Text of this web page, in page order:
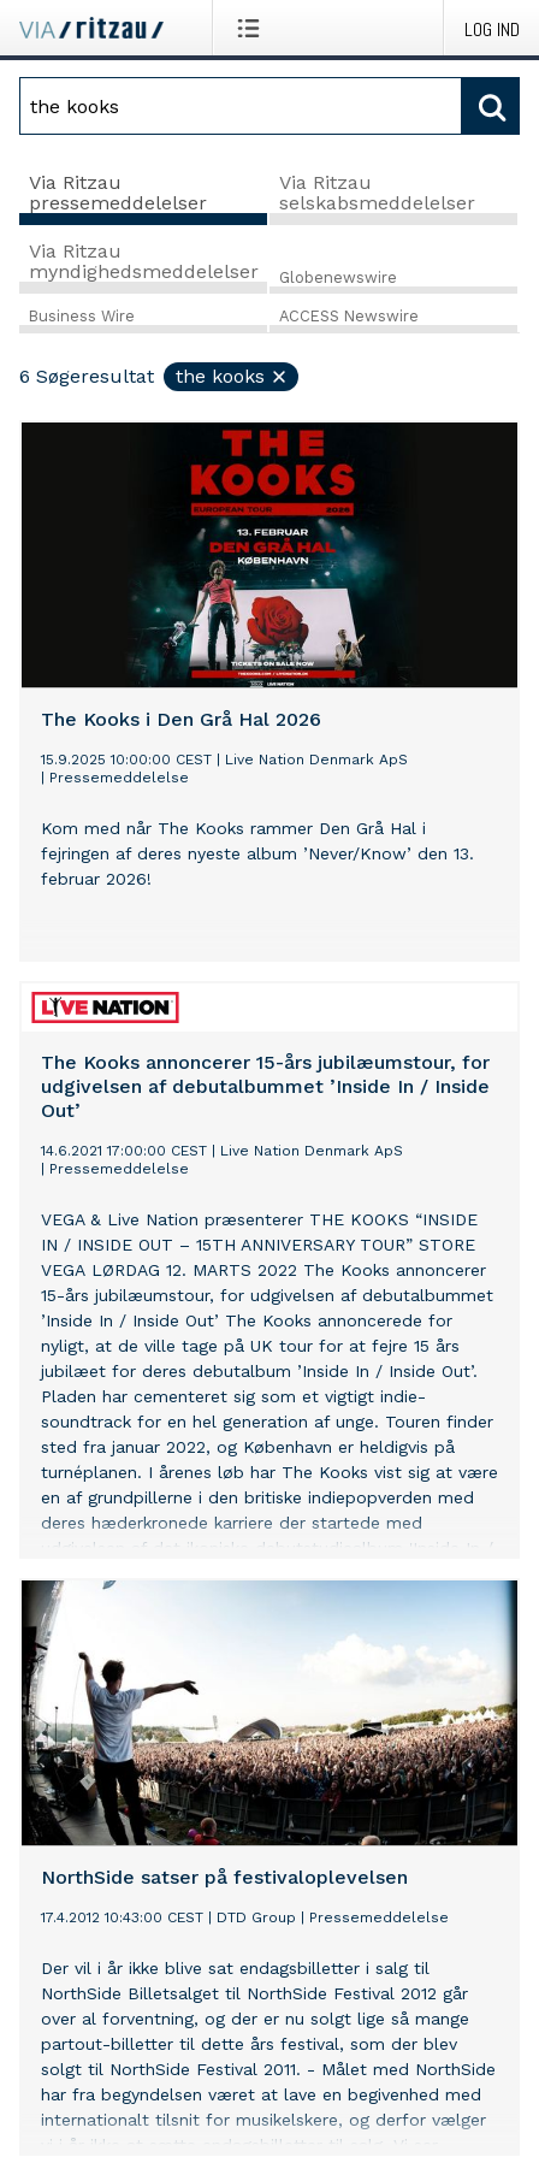
LOG IND
Via Ritzau
pressemeddelelser
Via Ritzau
selskabsmeddelelser
Via Ritzau
myndighedsmeddelelser
Globenewswire
Business Wire ACCESS Newswire
6 Søgeresultat the kooks
The Kooks i Den Grå Hal 2026
15.9.2025 10:00:00 CEST
Live Nation Denmark ApS
Pressemeddelelse
Kom med når The Kooks rammer Den Grå Hal i
fejringen af deres nyeste album ’Never/Know’ den 13.
februar 2026!
The Kooks annoncerer 15-års jubilæumstour, for
udgivelsen af debutalbummet ’Inside In / Inside
Out’
14.6.2021 17:00:00 CEST
Live Nation Denmark ApS
Pressemeddelelse
VEGA & Live Nation præsenterer THE KOOKS “INSIDE
IN / INSIDE OUT – 15TH ANNIVERSARY TOUR” STORE
VEGA LØRDAG 12. MARTS 2022 The Kooks annoncerer
15-års jubilæumstour, for udgivelsen af debutalbummet
’Inside In / Inside Out’ The Kooks annoncerede for
nyligt, at de ville tage på UK tour for at fejre 15 års
jubilæet for deres debutalbum ’Inside In / Inside Out’.
Pladen har cementeret sig som et vigtigt indie-
soundtrack for en hel generation af unge. Touren finder
sted fra januar 2022, og København er heldigvis på
turnéplanen. I årenes løb har The Kooks vist sig at være
en af grundpillerne i den britiske indiepopverden med
deres hæderkronede karriere der startede med
udgivelsen af det ikoniske debutstudiealbum 'Inside In /
album indeholdt hits, herunder det BRIT Award
nominerede 'She Moves in Her Own Way', 'You Don't
Love Me' og bandets top fem single 'Naive'. Albummet
har fået et kultfølge gennem årene, og takket være
streaming, har en h
NorthSide satser på festivaloplevelsen
17.4.2012 10:43:00 CEST DTD Group Pressemeddelelse
Der vil i år ikke blive sat endagsbilletter i salg til
NorthSide Billetsalget til NorthSide Festival 2012 går
over al forventning, og der er nu solgt lige så mange
partout-billetter til dette års festival, som der blev
solgt til NorthSide Festival 2011. - Målet med NorthSide
har fra begyndelsen været at lave en begivenhed med
internationalt tilsnit for musikelskere, og derfor vælger
vi i år ikke at sætte endagsbilletter til salg. Vi ser